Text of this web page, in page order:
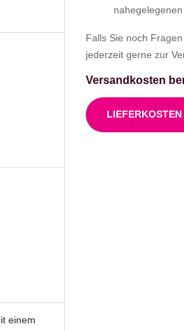
einem
Falls Sie noch
jederzeit gerne zur
Versandkosten